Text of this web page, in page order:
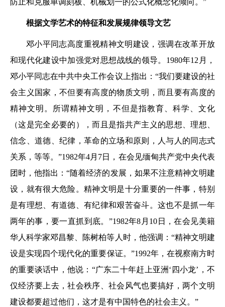
防止和克服单调刻板、机械划一的公式化概念化倾向。”
根据文学艺术的特征和发展规律领导文艺
邓小平同志高度重视精神文明建设，强调在改革开放
和现代化建设中加强党对思想战线的领导。1980年12月，
邓小平同志在中共中央工作会议上指出：“我们要建设的社
会主义国家，不但要有高度的物质文明，而且要有高度的
精神文明。所谓精神文明，不但是指教育、科学、文化
（这是完全必要的），而且是指共产主义的思想、理想、
信念、道德、纪律，革命的立场和原则，人与人的同志式
关系，等等。”1982年4月7日，在会见缅甸共产党中央代表
团时，他指出：“随着经济的发展，如果不注意精神文明建
设，就有很大危险。精神文明是十分重要的一件事，特别
是有理想、有道德、有纪律和艰苦奋斗。这也不是抓一年
两年的事，要一直抓到底。”1982年8月10日，在会见美籍
华人科学家邓昌黎、陈树柏等人时，他强调：“精神文明建
设是实现四个现代化的重要保证。”1992年，在视察南方时
的重要谈话中，他说：“广东二十年赶上亚洲‘四小龙’，不
仅经济要上去，社会秩序、社会风气也要搞好，两个文明
建设都要超过他们，这才是有中国特色的社会主义。”